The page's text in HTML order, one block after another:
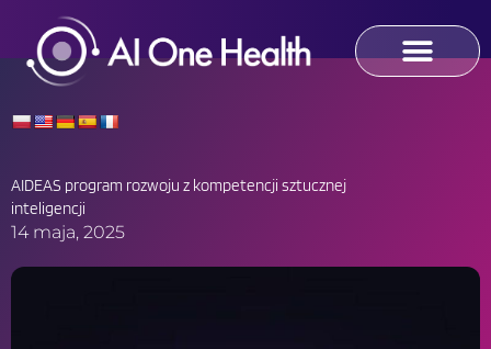
content
AIDEAS program rozwoju z kompetencji sztucznej
inteligencji
14 maja, 2025